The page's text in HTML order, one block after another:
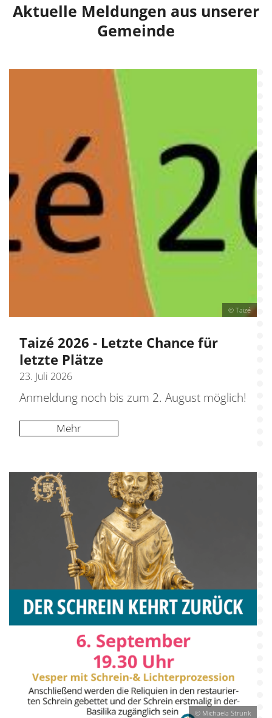
Aktuelle Meldungen aus unserer
Gemeinde
© Taizé
Taizé 2026 - Letzte Chance für
letzte Plätze
23. Juli 2026
Anmeldung noch bis zum 2. August möglich!
Mehr
© Michaela Strunk